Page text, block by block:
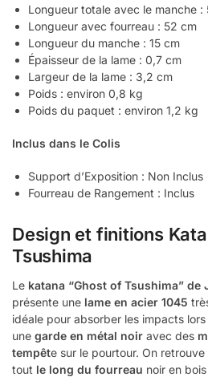
Longueur totale avec le manche :
Longueur avec fourreau : 52 cm
Longueur du manche : 15 cm
Épaisseur de la lame : 0,7 cm
Largeur de la lame : 3,2 cm
Poids : environ 0,8 kg
Poids du paquet : environ 1,2 kg
Inclus dans le Colis
Support d’Exposition : Non Inclus
Fourreau de Rangement : Inclus
Design et finitions
Tsushima
Le katana “Ghost of Tsushima” de
présente une lame en acier 1045
idéale pour absorber les impacts
une garde en métal noir avec des
tempête sur le pourtour. On
tout le long du fourreau noir en